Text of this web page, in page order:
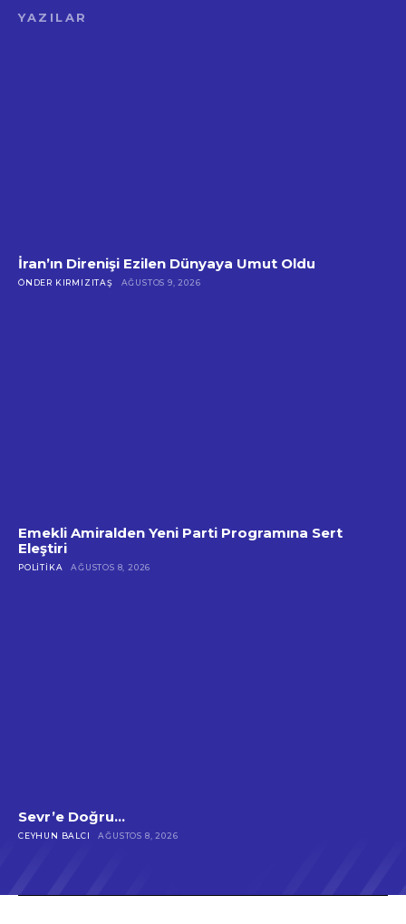
YAZILAR
İran’ın Direnişi Ezilen Dünyaya Umut Oldu
ÖNDER KIRMIZITAŞ AĞUSTOS 9, 2026
Emekli Amiralden Yeni Parti Programına Sert
Eleştiri
POLITIKA AĞUSTOS 8, 2026
Sevr’e Doğru…
CEYHUN BALCI AĞUSTOS 8, 2026